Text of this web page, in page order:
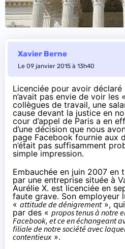
Xavier Berne
Le 09 janvier 2015 à 13h40
Licenciée pour avoir déclaré
n’avait pas envie de voir les «
collègues de travail, une
cause devant la justice en
cour d’appel de Paris a en
d’une décision que nous
page Facebook fournie aux
n’était pas suffisamment
simple impression.
Embauchée en juin 2007 en
par une entreprise située à
Aurélie X. est licenciée en
faute grave. Son employeur
« attitude de dénigrement»,
par des « propos tenus à notre
Facebook, et ce en échangeant
filiale de notre société avec
contentieux».